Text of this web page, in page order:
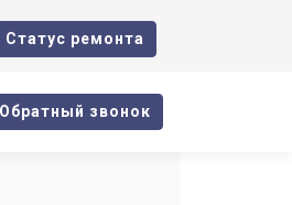
Cтатус ремонта
Oбратный звонок